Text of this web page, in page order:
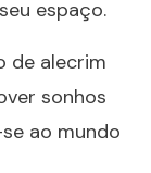
espaço.
de alecrim
sonhos
ao mundo